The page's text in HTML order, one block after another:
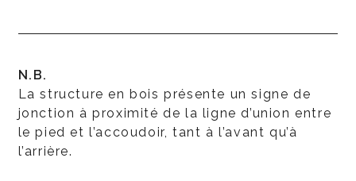
N.B.
La structure en bois présente un signe de
jonction à proximité de la ligne d’union entre
le pied et l’accoudoir, tant à l’avant qu’à
l’arrière.